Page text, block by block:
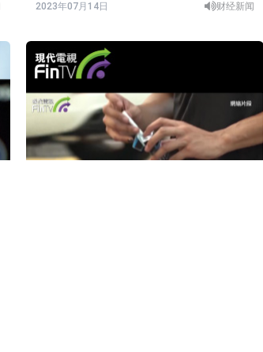
2023年07月14日 财经新闻